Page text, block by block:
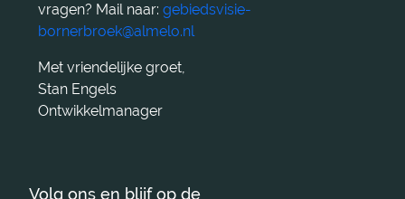
vragen? Mail naar: gebiedsvisie-
bornerbroek@almelo.nl
Met vriendelijke groet,
Stan Engels
Ontwikkelmanager
Volg ons en blijf op de